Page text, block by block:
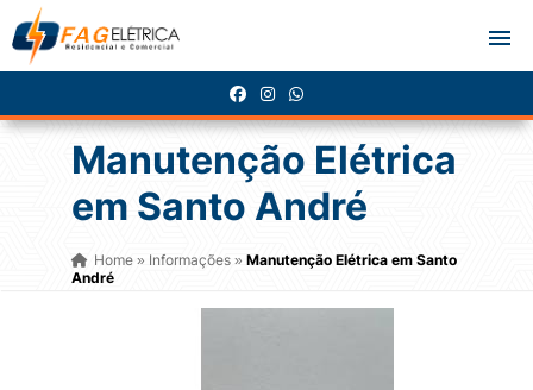
Manutenção Elétrica
em Santo André
Home» Informações » Manutenção Elétrica em Santo
André